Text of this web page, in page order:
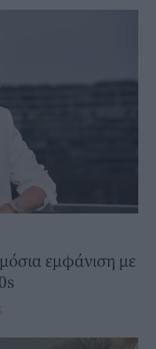
εμφάνιση με